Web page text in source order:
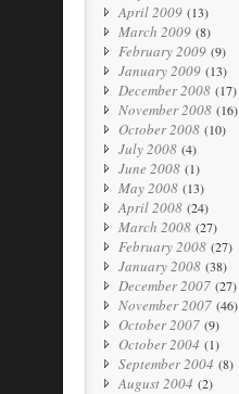
April 2009 (13)
March 2009 (8)
February 2009 (9)
January 2009 (13)
December 2008 (17)
November 2008 (16)
October 2008 (10)
July 2008 (4)
June 2008 (1)
May 2008 (13)
April 2008 (24)
March 2008 (27)
February 2008 (27)
January 2008 (38)
December 2007 (27)
November 2007 (46)
October 2007 (9)
October 2004 (1)
September 2004 (8)
August 2004 (2)